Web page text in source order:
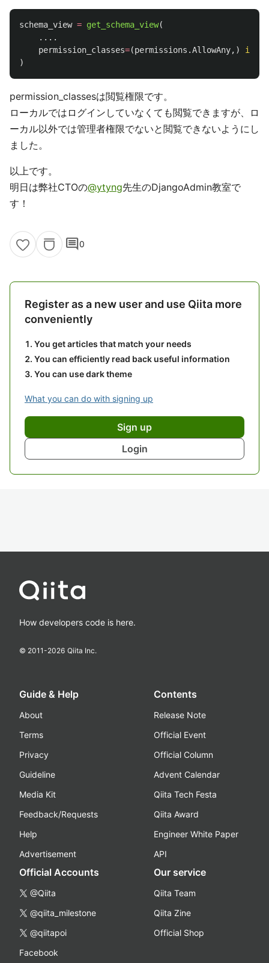
schema_view = get_schema_view(
. ...
permission_classes=(permissions .AllowAny,) if
)
permission_classesは閲覧権限です。
ローカルではログインしていなくても閲覧できますが、ロ
ーカル以外では管理者権限でないと閲覧できないようにし
ました。
以上です。
明日は弊社CTOの@ytyng先生のDjangoAdmin教室で
す！
comment0
Register as a new user and use Qiita more
conveniently
You get articles that match your needs
You can efficiently read back useful information
You can use dark theme
What you can do with signing up
Sign up
Login
How developers code is here.
© 2011-2026 Qiita Inc.
Guide & Help
About
Terms
Privacy
Guideline
Media Kit
Feedback/Requests
Help
Advertisement
Contents
Release Note
Official Event
Official Column
Advent Calendar
Qiita Tech Festa
Qiita Award
Engineer White Paper
API
Official Accounts
@Qiita
@qiita_milestone
@qiitapoi
Facebook
Our service
Qiita Team
Qiita Zine
Official Shop